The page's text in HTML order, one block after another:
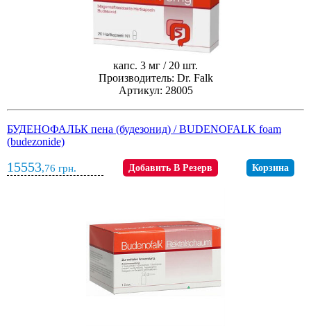
капс. 3 мг / 20 шт.
Производитель: Dr. Falk
Артикул: 28005
БУДЕНОФАЛЬК пена (будезонид) / BUDENOFALK foam
(budezonide)
15553,76 грн. Добавить В Резерв Корзина